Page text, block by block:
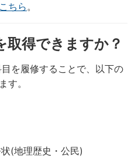
こちら。
得できますか？
を履修することで、以下の
す。
(地理歴史・公民)